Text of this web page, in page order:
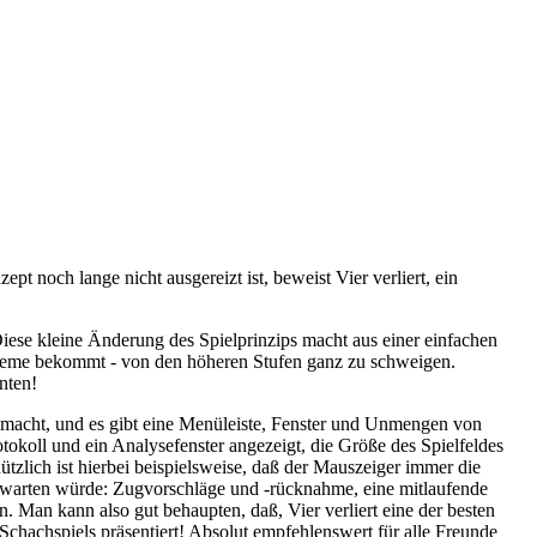
noch lange nicht ausgereizt ist, beweist Vier verliert, ein
kleine Änderung des Spielprinzips macht aus einer einfachen
bekommt - von den höheren Stufen ganz zu schweigen.
und es gibt eine Menüleiste, Fenster und Unmengen von
und ein Analysefenster angezeigt, die Größe des Spielfeldes
ist hierbei beispielsweise, daß der Mauszeiger immer die
würde: Zugvorschläge und -rücknahme, eine mitlaufende
kann also gut behaupten, daß, Vier verliert eine der besten
präsentiert! Absolut empfehlenswert für alle Freunde